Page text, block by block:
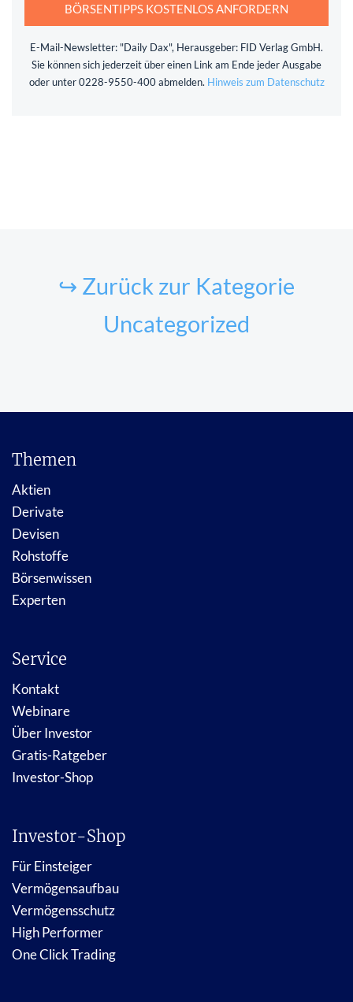
BÖRSENTIPPS KOSTENLOS ANFORDERN
E-Mail-Newsletter: "Daily Dax", Herausgeber: FID Verlag GmbH.
Sie können sich jederzeit über einen Link am Ende jeder Ausgabe
oder unter 0228-9550-400 abmelden. Hinweis zum Datenschutz
↪ Zurück zur Kategorie
Uncategorized
Themen
Aktien
Derivate
Devisen
Rohstoffe
Börsenwissen
Experten
Service
Kontakt
Webinare
Über Investor
Gratis-Ratgeber
Investor-Shop
Investor-Shop
Für Einsteiger
Vermögensaufbau
Vermögensschutz
High Performer
One Click Trading